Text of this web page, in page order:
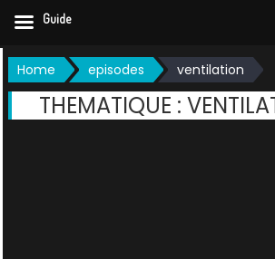
Skip
to
content
Home episodes ventilation
THEMATIQUE :
Guide